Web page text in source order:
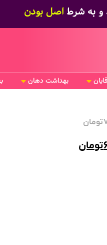
به شرط اصل بودن
بهداشت دهان
تومان
تومان